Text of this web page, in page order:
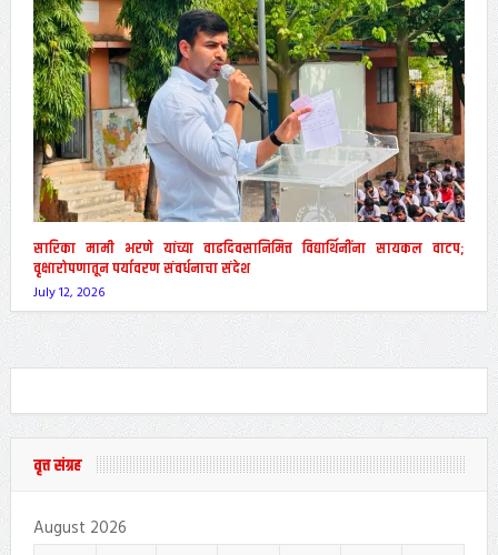
सारिका मामी भरणे यांच्या वाढदिवसानिमित्त विद्यार्थिनींना सायकल वाटप;
वृक्षारोपणातून पर्यावरण संवर्धनाचा संदेश
July 12, 2026
वृत्त संग्रह
August 2026